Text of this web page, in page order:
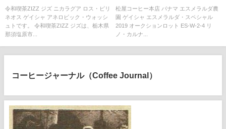
ロビック・ウォッシュト
令和喫茶ZIZZ ジズ ニカラグア ロス・ピリ
ネオス ゲイシャ アネロビック・ウォッシ
ュトです。 令和喫茶ZIZZ ジズは、栃木県
那須塩原市...
ルダ・スペシャル 2019 ES-W-2-
4 リノ・カルナバル ウォッシュ
ト
松屋コーヒー本店 パナマ エスメラルダ農
園 ゲイシャ エスメラルダ・スペシャル
2019 オークションロット ES-W-2-4 リ
ノ・カルナ...
コーヒージャーナル（Coffee Journal）